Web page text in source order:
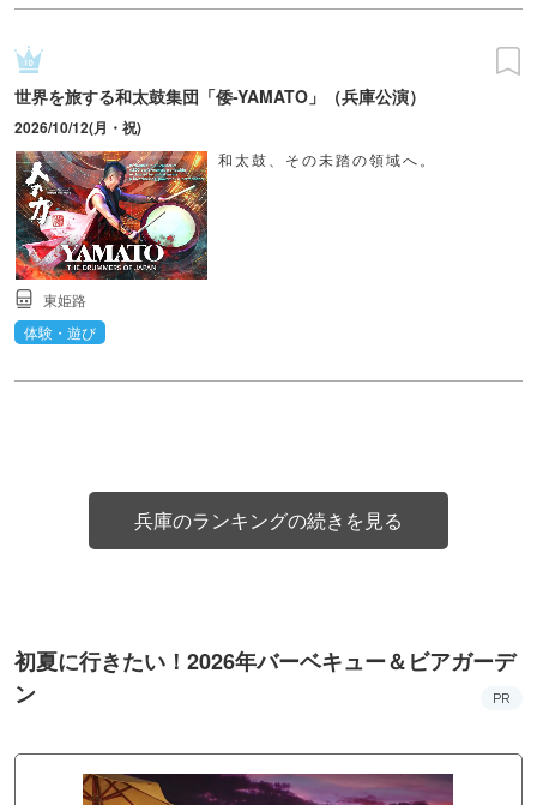
世界を旅する和太鼓集団「倭-YAMATO」（兵庫公演）
2026/10/12(月・祝)
和太鼓、その未踏の領域へ。
東姫路
体験・遊び
兵庫のランキングの続きを見る
初夏に行きたい！2026年バーベキュー＆ビアガーデ
ン
PR